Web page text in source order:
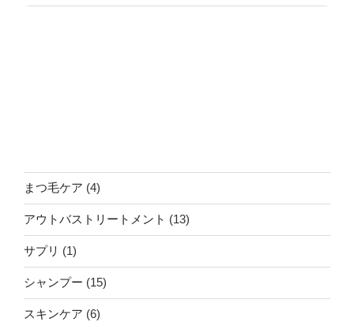
まつ毛ケア 44
個
の
アウトバストリートメント 1313
個
サプリ 11
個
商
シャンプー 1515
個
スキンケア 66